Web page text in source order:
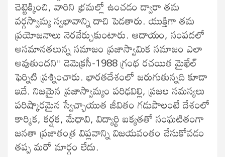
చెట్టెక్కించి, వారిని భ్రమల్లో ఉంచడం ద్వారా తమ
వర్గస్వామ్య స్వభావాన్ని దాచి పెడతారు. యుక్తిగా తమ
ప్రయోజనాలు నెరవేర్చుకుంటారు. ఆదాయం, సంపదలో
అసమానతలున్న సమాజం ప్రజాస్వామిక సమాజం ఎలా
అవుతుందని” డెమెక్రసీ-1988 గ్రంథ రచయిత మైఖేల్‌
ఫెర్నిటి ప్రశ్నించారు. భారతదేశంలో జరుగుతున్నది కూడా
ఇదే. నిజమైన ప్రజాస్వామ్యం పరిఢవిల్లి, ప్రజల సమస్యలు
పరిష్కారమైన స్వేచ్ఛాయుత జీవితం గడుపాలంటే దేశంలో
కార్మిక, కర్షక, మేధావి, విద్యార్థి ఐక్యతతో సంఘటితంగా
జనతా ప్రజాతంత్ర విప్లవాన్ని విజయవంతం చేసుకోవడం
తప్ప మరో మార్గం లేదు.